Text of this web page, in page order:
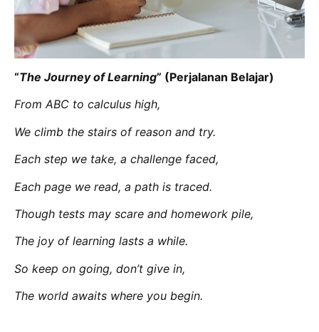
“The Journey of Learning” (Perjalanan Belajar)
From ABC to calculus high,
We climb the stairs of reason and try.
Each step we take, a challenge faced,
Each page we read, a path is traced.
Though tests may scare and homework pile,
The joy of learning lasts a while.
So keep on going, don’t give in,
The world awaits where you begin.